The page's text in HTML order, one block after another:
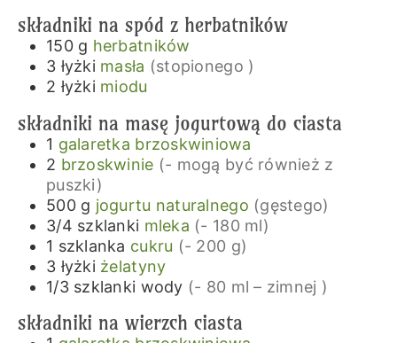
składniki na spód z herbatników
150 g herbatników
3 łyżki masła (stopionego )
2 łyżki miodu
składniki na masę jogurtową do ciasta
1 galaretka brzoskwiniowa
2 brzoskwinie (- mogą być również z
puszki)
500 g jogurtu naturalnego (gęstego)
3/4 szklanki mleka (- 180 ml)
1 szklanka cukru (- 200 g)
3 łyżki żelatyny
1/3 szklanki wody (- 80 ml – zimnej )
składniki na wierzch ciasta